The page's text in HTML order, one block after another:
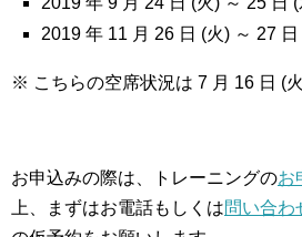
2019 年 11 月 26 日 (火) ～ 27 日
※ こちらの空席状況は 7 月 16 日 (
お申込みの際は、トレーニングのお
上、まずはお電話もしくは問い合わ